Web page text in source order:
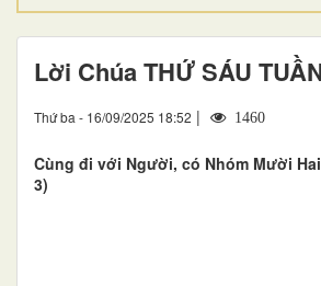
Lời Chúa THỨ SÁU
Thứ ba - 16/09/2025 18:52 | 1460
Cùng đi với Người, có Nhóm Mười
3)